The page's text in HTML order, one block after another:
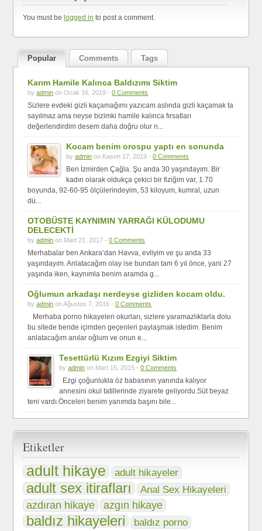
You must be logged in to post a comment.
Popular Comments Tags
Karım Hamile Kalınca Baldızımı Siktim
byadmin on Ocak 16, 2019 -0 Comments
Sizlere evdeki gizli kaçamağımı yazıcam aslında gizli kaçamak ta
sayılmaz ama neyse bizimki hamile kalınca fırsatları
değerlendirdim desem daha doğru olur n...
Kocam benim orospu yaptı en sonunda
byadmin on Kasım 17, 2019 -0 Comments
Ben İzmirden Çağla. Şu anda 30 yaşındayım. Bir
kadın olarak oldukça çekici bir fiziğim var, 1.70
boyunda, 92-60-95 ölçülerindeyim, 53 kiloyum, kumral, uzun
dü...
OTOBÜSTE KAYNIMIN YARRAĞI KÜLODUMU
DELECEKTİ
byadmin on Mart 21, 2017 -0 Comments
Merhabalar ben Ankara’dan Havva, evliyim ve şu anda 33
yaşındayım. Anlatacağım olay ise bundan tam 6 yıl önce, yani 27
yaşında iken, kaynımla benim aramda g...
Oğlumun arkadaşı nerdeyse gizliden kocam oldu.
byadmin on Ağustos 7, 2016 -0 Comments
Merhaba porno hikayeleri okurları, sizlere yaramazlıklarla dolu
bu sitede bende içimden geçenleri paylaşmak istedim. Benim
anlatacağım anılar oğlum ve onun e...
Tesettürlü Kızım Ezgiyi Siktim
byadmin on Mart 15, 2015 -0 Comments
Ezgi çoğunlukla öz babasının yanında kalıyor
annesini okul tatillerinde ziyarete geliyordu.Süt beyaz
teni vardı.Önceleri benim yanımda başını bile...
Etiketler
adult hikaye
adult hikayeler
adult sex itirafları
Anal Sex Hikayeleri
azdıran hikaye
azgın hikaye
baldız hikayeleri
baldız porno